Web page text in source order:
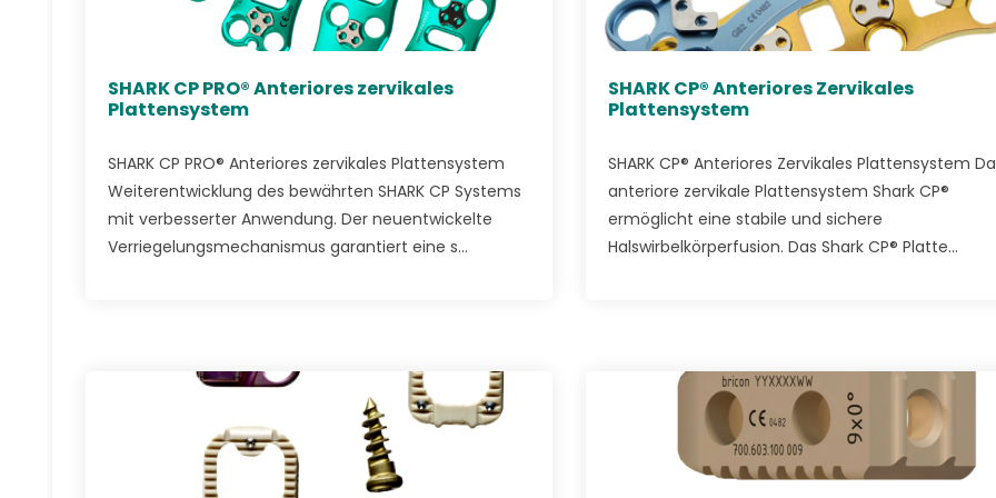
SHARK CP PRO® Anteriores zervikales
Plattensystem
SHARK CP PRO® Anteriores zervikales Plattensystem
Weiterentwicklung des bewährten SHARK CP Systems
mit verbesserter Anwendung. Der neuentwickelte
Verriegelungsmechanismus garantiert eine s...
SHARK CP® Anteriores Zervikales
Plattensystem
SHARK CP® Anteriores Zervikales Plattensystem
anteriore zervikale Plattensystem Shark CP®
ermöglicht eine stabile und sichere
Halswirbelkörperfusion. Das Shark CP® Platte...